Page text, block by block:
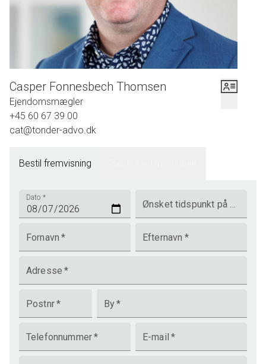
Casper Fonnesbech Thomsen
Ejendomsmægler
+45 60 67 39 00
cat@tonder-advo.dk
Bestil fremvisning
Dato *
Ønsket tidspunkt på dagen
Fornavn * Efternavn *
Adresse *
Postnr* By*
Telefonnummer* E-mail *